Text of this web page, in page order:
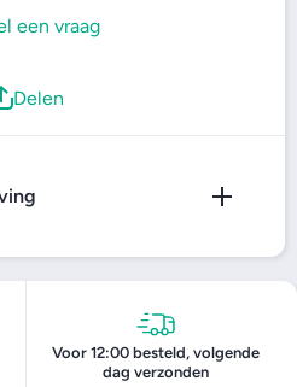
een vraag
Delen
Voor 12:00 besteld, volgende
dag verzonden